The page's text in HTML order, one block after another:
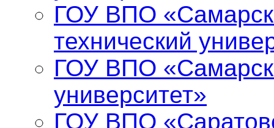
ГОУ ВПО
технический
ГОУ ВПО
университет»
ГОУ ВПО